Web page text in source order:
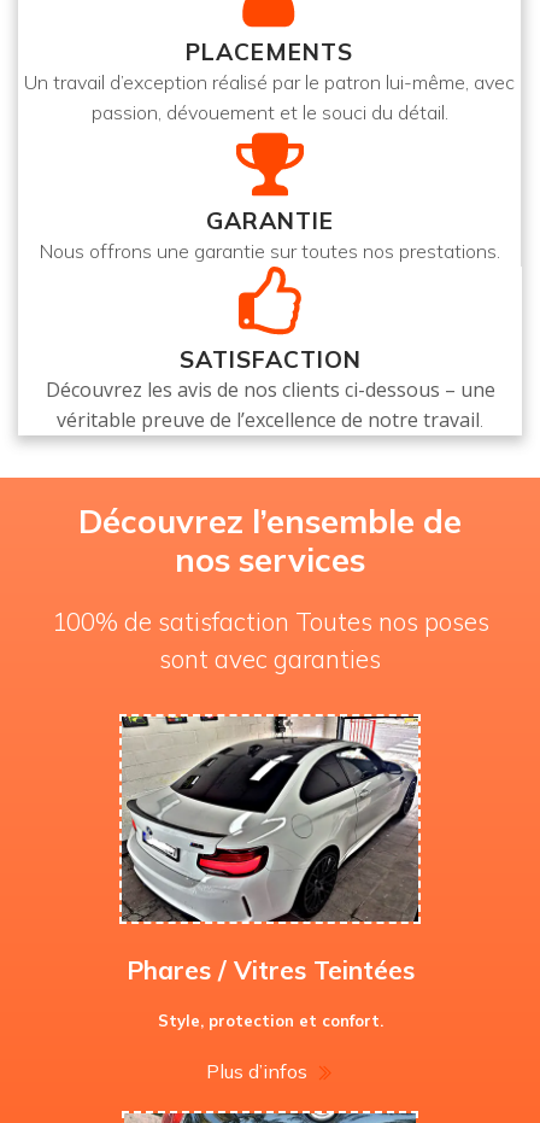
PLACEMENTS
Un travail d’exception réalisé par le patron lui-même, avec
passion, dévouement et le souci du détail.
GARANTIE
Nous offrons une garantie sur toutes nos prestations.
SATISFACTION
Découvrez les avis de nos clients ci-dessous – une
véritable preuve de l’excellence de notre travail.
Découvrez l’ensemble de
nos services
100% de satisfaction Toutes nos poses
sont avec garanties
Phares / Vitres Teintées
Style, protection et confort.
Plus d’infos